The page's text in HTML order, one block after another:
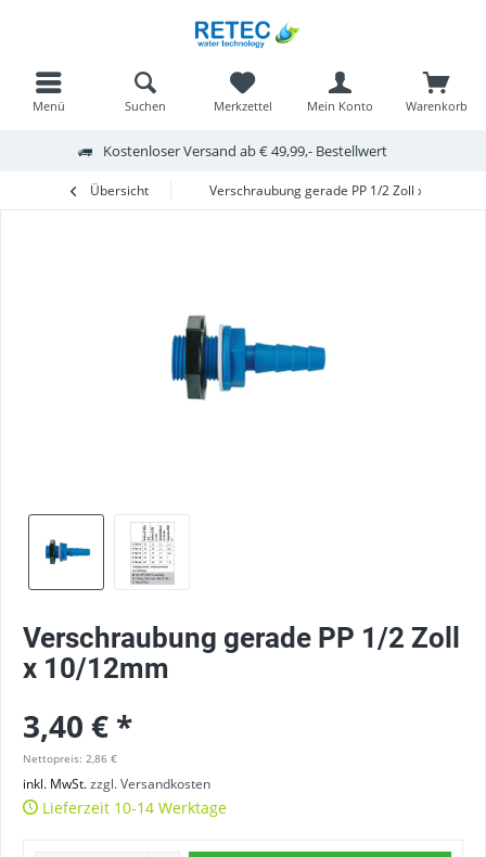
Kostenloser Versand ab € 49,99,- Bestellwert
Menü Warenkorb
Merkzettel Mein Konto
Suchen
Übersicht Verschraubung gerade PP 1/2 Zoll x 10/12mm
Verschraubung gerade PP 1/2 Zoll
x 10/12mm
3,40 € *
Nettopreis: 2,86 €
inkl. MwSt.zzgl. Versandkosten
Lieferzeit 10-14 Werktage